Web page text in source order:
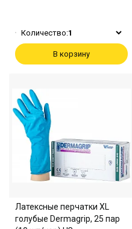
Количество:1
В корзину
Латексные перчатки XL
голубые Dermagrip, 25 пар